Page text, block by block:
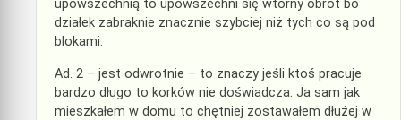
upowszechnią to upowszechni się wtórny obrót bo
działek zabraknie znacznie szybciej niż tych co są pod
blokami.
Ad. 2 – jest odwrotnie – to znaczy jeśli ktoś pracuje
bardzo długo to korków nie doświadcza. Ja sam jak
mieszkałem w domu to chętniej zostawałem dłużej w